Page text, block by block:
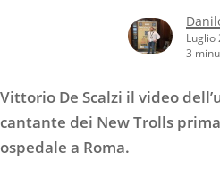
Luglio
3
Vittorio De Scalzi il video
cantante dei New Trolls
ospedale a Roma.